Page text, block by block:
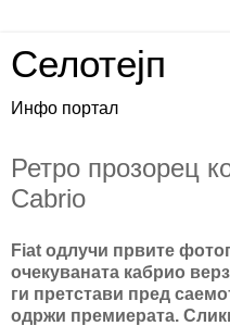
Селотејп
Инфо портал
Ретро прозорец
Cabrio
Fiat одлучи првите
очекуваната кабрио
ги претстави пред
одржи премиерата.